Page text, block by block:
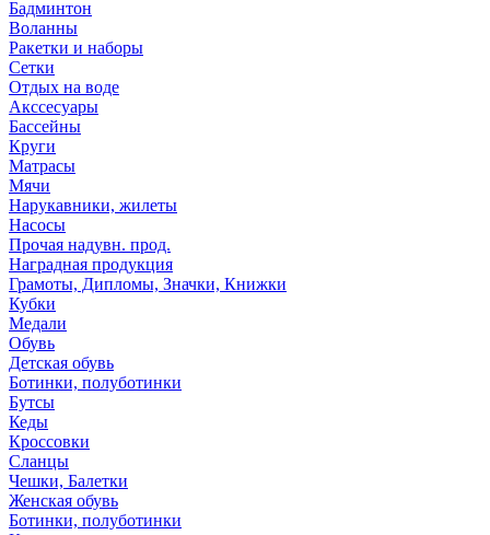
Бадминтон
Воланны
Ракетки и наборы
Сетки
Отдых на воде
Акссесуары
Бассейны
Круги
Матрасы
Мячи
Нарукавники, жилеты
Насосы
Прочая надувн. прод.
Наградная продукция
Грамоты, Дипломы, Значки, Книжки
Кубки
Медали
Обувь
Детская обувь
Ботинки, полуботинки
Бутсы
Кеды
Кроссовки
Сланцы
Чешки, Балетки
Женская обувь
Ботинки, полуботинки